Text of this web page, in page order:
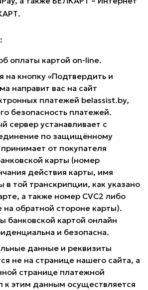
оплаты картой on-line.
на кнопку «Подтвердить и
направит вас на сайт
платежей belassist.by,
безопасность платежей.
сервер устанавливает с
по защищённому
от покупателя
карты (номер
действия карты, имя
в той транскрипции, как указано
а также номер CVC2 либо
на обратной стороне карты).
банковской картой онлайн
и безопасна.
данные и реквизиты
не на странице нашего сайта, а
странице платежной
к этим данным осуществляется